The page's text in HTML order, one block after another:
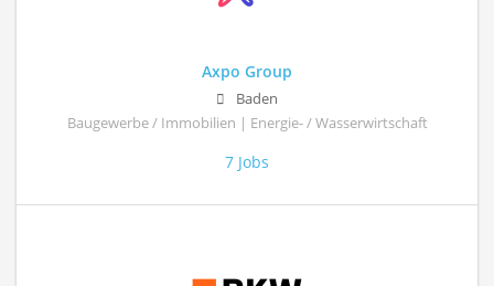
Axpo Group
Baden
Baugewerbe / Immobilien | Energie- / Wasserwirtschaft
7 Jobs